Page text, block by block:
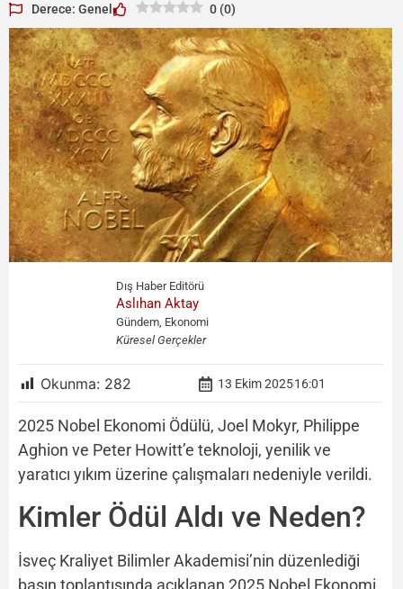
Derece: Genel 0 (0)
Dış Haber Editörü
Aslıhan Aktay
Gündem, Ekonomi
Küresel Gerçekler
Okunma: 282 13 Ekim 202516:01
2025 Nobel Ekonomi Ödülü, Joel Mokyr, Philippe
Aghion ve Peter Howitt’e teknoloji, yenilik ve
yaratıcı yıkım üzerine çalışmaları nedeniyle verildi.
Kimler Ödül Aldı ve Neden?
İsveç Kraliyet Bilimler Akademisi’nin düzenlediği
basın toplantısında açıklanan 2025 Nobel Ekonomi